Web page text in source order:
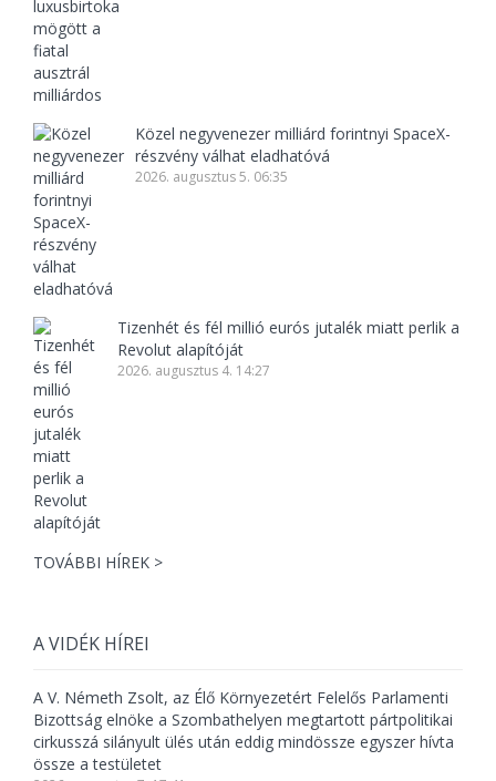
Közel negyvenezer milliárd forintnyi SpaceX-
részvény válhat eladhatóvá
2026. augusztus 5. 06:35
Tizenhét és fél millió eurós jutalék miatt perlik a
Revolut alapítóját
2026. augusztus 4. 14:27
TOVÁBBI HÍREK >
A VIDÉK HÍREI
A V. Németh Zsolt, az Élő Környezetért Felelős Parlamenti
Bizottság elnöke a Szombathelyen megtartott pártpolitikai
cirkusszá silányult ülés után eddig mindössze egyszer hívta
össze a testületet